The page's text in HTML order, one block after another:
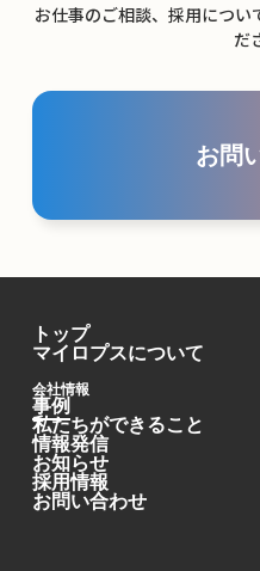
お仕事のご相談、採用につい
だ
お問
トップ
マイロプスについて
会社情報
事例
私たちができること
情報発信
お知らせ
採用情報
お問い合わせ